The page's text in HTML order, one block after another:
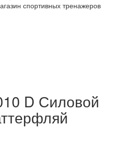
спортивных тренажеров
D Силовой